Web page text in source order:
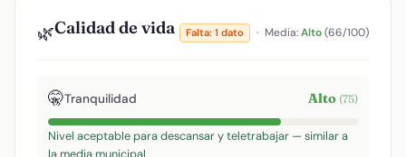
🌿Calidad de vida Falta: 1 dato · Media:Alto(66/100)
🤫Tranquilidad Alto (75)
Nivel aceptable para descansar y teletrabajar — similar a